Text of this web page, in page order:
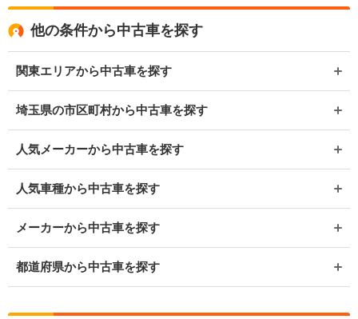
他の条件から中古車を探す
関東エリアから中古車を探す
埼玉県の市区町村から中古車を探す
人気メーカーから中古車を探す
人気車種から中古車を探す
メーカーから中古車を探す
都道府県から中古車を探す